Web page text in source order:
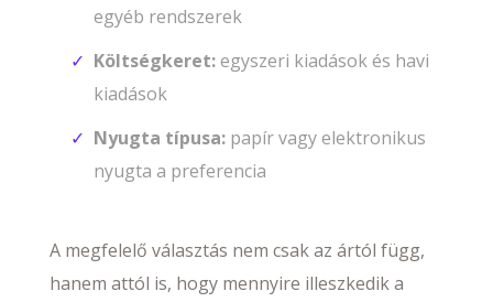
egyéb rendszerek
Költségkeret:egyszeri kiadások és havi
kiadások
Nyugta típusa:papír vagy elektronikus
nyugta a preferencia
A megfelelő választás nem csak az ártól függ,
hanem attól is, hogy mennyire illeszkedik a